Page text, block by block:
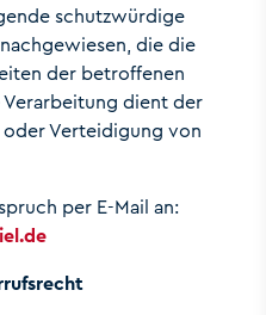
schutzwürdige
die die
der betroffenen
dient der
Verteidigung von
per E-Mail an: